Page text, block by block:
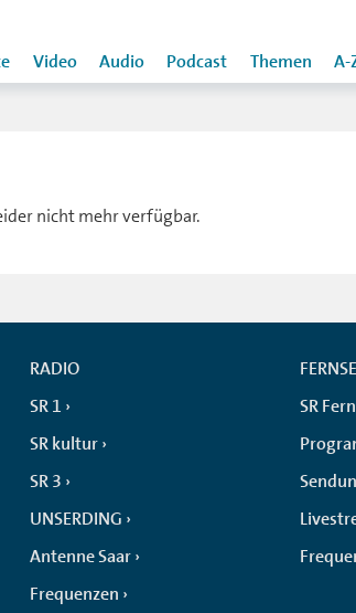
Video Audio Podcast Themen A-
nicht mehr verfügbar.
RADIO
SR 1
SR kultur
SR 3
UNSERDING
Antenne Saar
Frequenzen
SR